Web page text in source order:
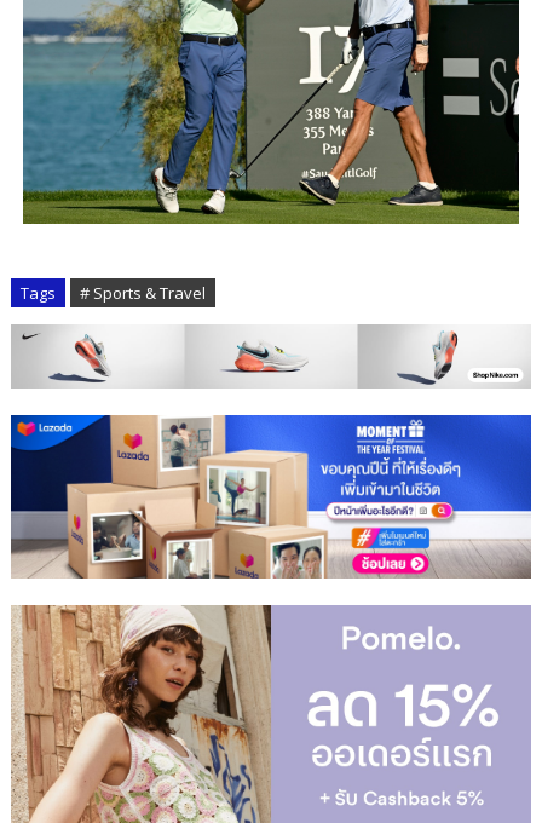
Tags # Sports & Travel